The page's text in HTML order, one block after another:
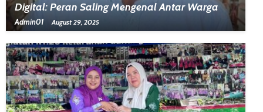
Digital: Peran Saling Mengenal Antar Warga
Admin01 August 29, 2025